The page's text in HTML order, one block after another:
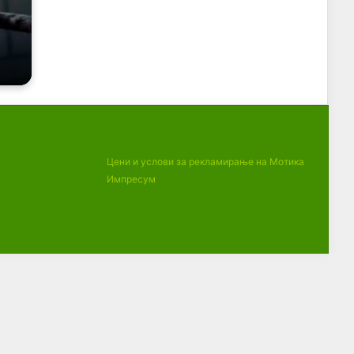
Цени и услови за рекламирање на Мотика
Импресум